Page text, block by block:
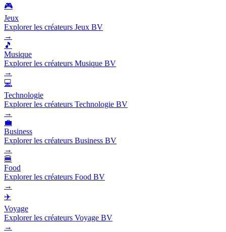
🎮
Jeux
Explorer les créateurs Jeux BV
→
🎵
Musique
Explorer les créateurs Musique BV
→
💻
Technologie
Explorer les créateurs Technologie BV
→
💼
Business
Explorer les créateurs Business BV
→
🍔
Food
Explorer les créateurs Food BV
→
✈️
Voyage
Explorer les créateurs Voyage BV
→